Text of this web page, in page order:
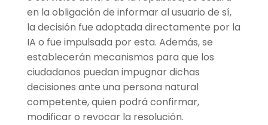
en la obligación de informar al usuario de sí,
la decisión fue adoptada directamente por la
IA o fue impulsada por esta. Además, se
establecerán mecanismos para que los
ciudadanos puedan impugnar dichas
decisiones ante una persona natural
competente, quien podrá confirmar,
modificar o revocar la resolución.